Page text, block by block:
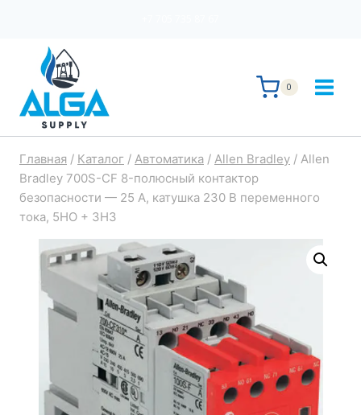
содержимому
0
Главная / Каталог / Автоматика / Allen Bradley / Allen
Bradley 700S-CF 8-полюсный контактор
безопасности — 25 А, катушка 230 В переменного
тока, 5НО + 3НЗ